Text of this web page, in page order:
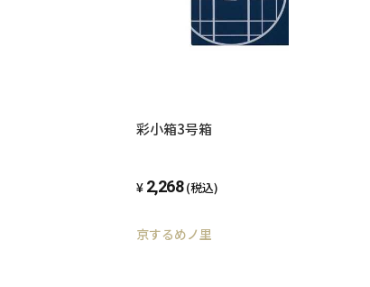
彩小箱3号箱
2,268 (税込)
京するめノ里